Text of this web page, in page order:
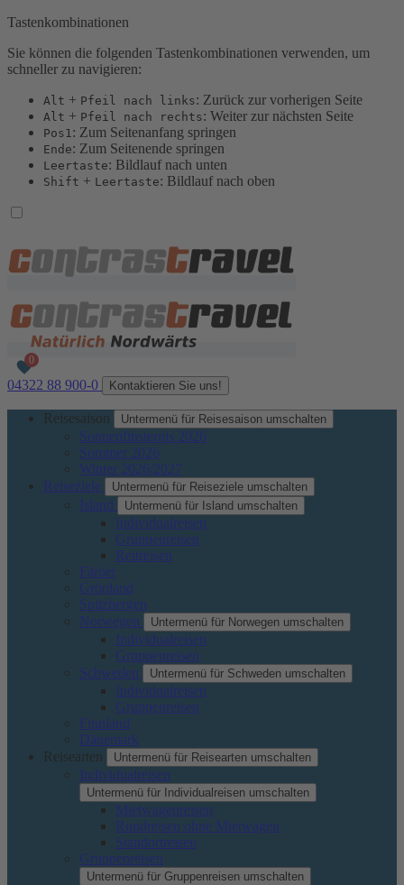
Tastenkombinationen
Sie können die folgenden Tastenkombinationen verwenden, um
schneller zu navigieren:
Alt + Pfeil nach links: Zurück zur vorherigen Seite
Alt + Pfeil nach rechts: Weiter zur nächsten Seite
Pos1: Zum Seitenanfang springen
Ende: Zum Seitenende springen
Leertaste: Bildlauf nach unten
Shift + Leertaste: Bildlauf nach oben
04322 88 900-0 Kontaktieren Sie uns!
Reisesaison Untermenü für Reisesaison umschalten
Sonnenfinsternis 2026
Sommer 2026
Winter 2026/2027
Reiseziele
Untermenü für Reiseziele umschalten
Island Untermenü für Island umschalten
Individualreisen
Gruppenreisen
Reitreisen
Färöer
Grönland
Spitzbergen
Norwegen
Untermenü für Norwegen umschalten
Individualreisen
Gruppenreisen
Schweden
Untermenü für Schweden umschalten
Individualreisen
Gruppenreisen
Finnland
Dänemark
Reisearten
Untermenü für Reisearten umschalten
Individualreisen
Untermenü für Individualreisen umschalten
Mietwagenreisen
Rundreisen ohne Mietwagen
Standortreisen
Gruppenreisen
Untermenü für Gruppenreisen umschalten